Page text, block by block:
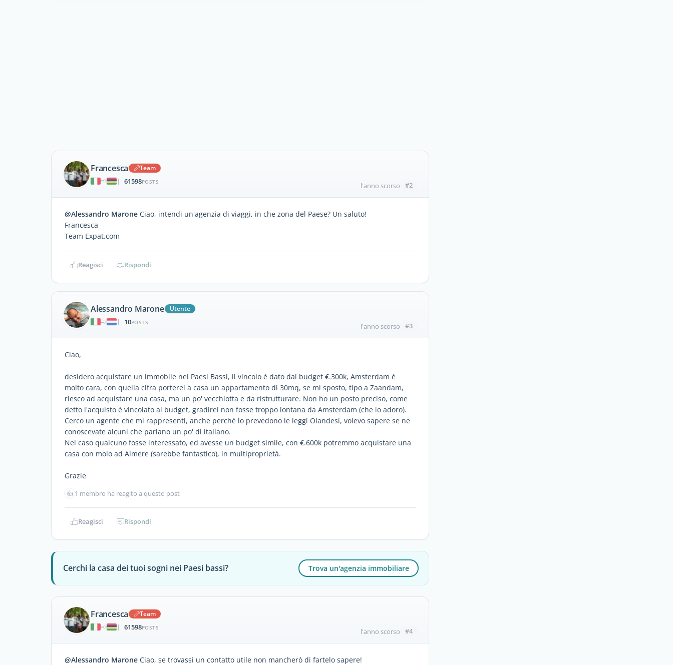
Francesca
Team
|
61598POSTS l'anno scorso #2
@Alessandro Marone Ciao, intendi un'agenzia di viaggi, in che zona del Paese? Un saluto!
Francesca
Team Expat.com
Reagisci Rispondi
Alessandro Marone
Utente
|
10POSTS l'anno scorso #3
Ciao,
desidero acquistare un immobile nei Paesi Bassi, il vincolo è dato dal budget €.300k, Amsterdam è
molto cara, con quella cifra porterei a casa un appartamento di 30mq, se mi sposto, tipo a Zaandam,
riesco ad acquistare una casa, ma un po' vecchiotta e da ristrutturare. Non ho un posto preciso, come
detto l'acquisto è vincolato al budget, gradirei non fosse troppo lontana da Amsterdam (che io adoro).
Cerco un agente che mi rappresenti, anche perché lo prevedono le leggi Olandesi, volevo sapere se ne
conoscevate alcuni che parlano un po' di italiano.
Nel caso qualcuno fosse interessato, ed avesse un budget simile, con €.600k potremmo acquistare una
casa con molo ad Almere (sarebbe fantastico), in multiproprietà.
Grazie
👍 1 membro ha reagito a questo post
Reagisci Rispondi
Cerchi la casa dei tuoi sogni nei Paesi bassi? Trova un'agenzia immobiliare
Francesca
Team
|
61598POSTS l'anno scorso #4
@Alessandro Marone Ciao, se trovassi un contatto utile non mancherò di fartelo sapere!